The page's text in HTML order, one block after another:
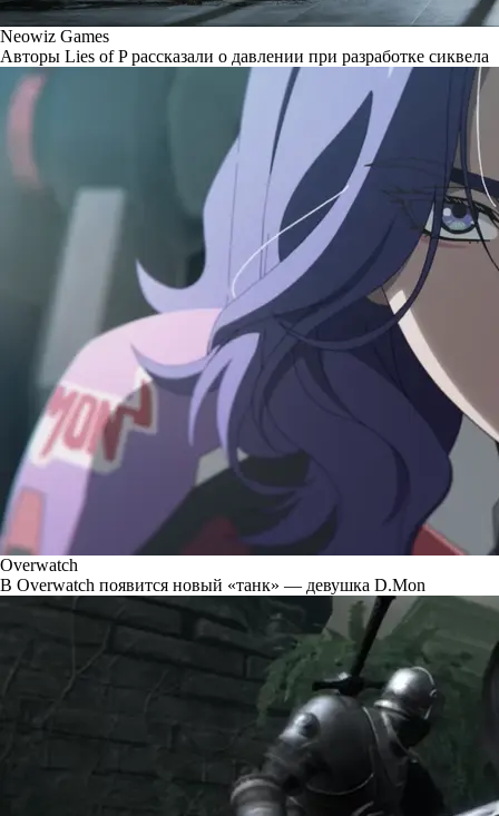
Neowiz Games
Авторы Lies of P рассказали о давлении при разработке сиквела
Overwatch
В Overwatch появится новый «танк» — девушка D.Mon